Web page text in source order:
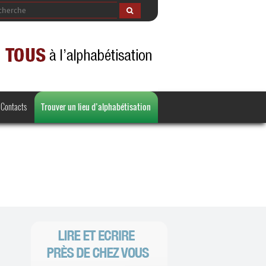
Contacts Trouver un lieu d’alphabétisation